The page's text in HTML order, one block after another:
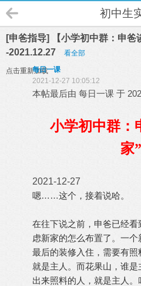
初中生
[申爸指导] 【小学初中群：申爸
-2021.12.27
看全部
点击重新加载
每日一课
2021-12-27 10:05:12
本帖最后由 每日一课 于
小学初中群：
家
2021-12-27
嗯……这个，接着说哈。
在往下说之前，申爸已经
虑新家的怎么布置了。一
最后的装修入住，需要有照
就是主人。而花果山，谁
出来照料的人，就是主人。